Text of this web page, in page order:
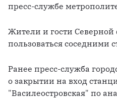
пресс-службе
Жители и гости Северной
пользоваться соседними
Ранее пресс-служба
о закрытии на вход
"Василеостровская" по